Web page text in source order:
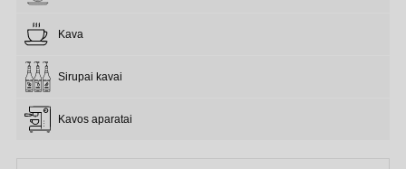
Kava
Sirupai kavai
Kavos aparatai